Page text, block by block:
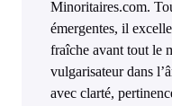
Minoritaires.com.
émergentes, il
fraîche avant tout le
vulgarisateur dans
avec clarté,